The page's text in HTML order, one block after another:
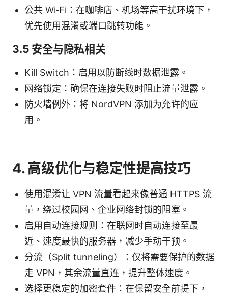
公共 Wi‑Fi：在咖啡店、机场等高干扰环境下，
优先使用混淆或端口跳转功能。
3.5 安全与隐私相关
Kill Switch：启用以防断线时数据泄露。
网络锁定：确保在连接失败时阻止流量泄露。
防火墙例外：将 NordVPN 添加为允许的应
用。
4. 高级优化与稳定性提高技巧
使用混淆让 VPN 流量看起来像普通 HTTPS 流
量，绕过校园网、企业网络封锁的阻塞。
启用自动连接规则：在联网时自动连接至最
近、速度最快的服务器，减少手动干预。
分流（Split tunneling）：仅将需要保护的数据
走 VPN，其余流量直连，提升整体速度。
选择更稳定的加密套件：在保留安全前提下，